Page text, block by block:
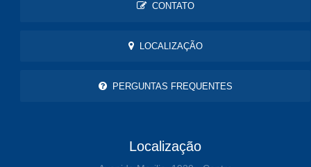
CONTATO
LOCALIZAÇÃO
PERGUNTAS FREQUENTES
Localização